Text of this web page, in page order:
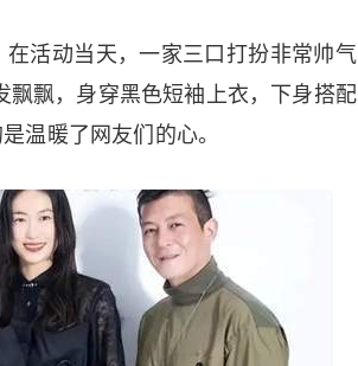
活动当天，一家三口打扮非常帅气
飘，身穿黑色短袖上衣，下身搭配
温暖了网友们的心。